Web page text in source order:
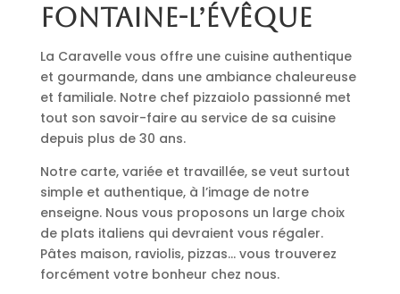
Fontaine-l’Évêque
La Caravelle vous offre une cuisine authentique
et gourmande, dans une ambiance chaleureuse
et familiale. Notre chef pizzaiolo passionné met
tout son savoir-faire au service de sa cuisine
depuis plus de 30 ans.
Notre carte, variée et travaillée, se veut surtout
simple et authentique, à l’image de notre
enseigne. Nous vous proposons un large choix
de plats italiens qui devraient vous régaler.
Pâtes maison, raviolis, pizzas… vous trouverez
forcément votre bonheur chez nous.